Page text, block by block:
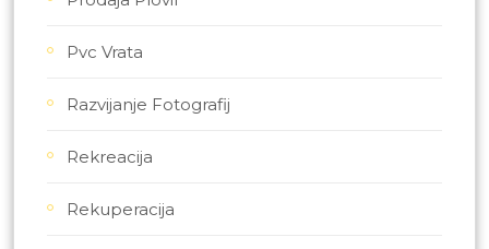
Pvc Vrata
Razvijanje Fotografij
Rekreacija
Rekuperacija